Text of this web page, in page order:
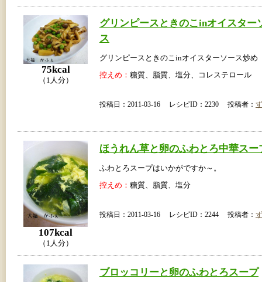
75kcal
（1人分）
グリンピースときのこinオイスター
ス
グリンピースときのこinオイスターソース炒め
控えめ： 糖質、脂質、塩分、コレステロール
投稿日：2011-03-16 レシピID：2230 投稿者：
107kcal
（1人分）
ほうれん草と卵のふわとろ中華スー
ふわとろスープはいかがですか～。
控えめ： 糖質、脂質、塩分
投稿日：2011-03-16 レシピID：2244 投稿者：
ブロッコリーと卵のふわとろスープ